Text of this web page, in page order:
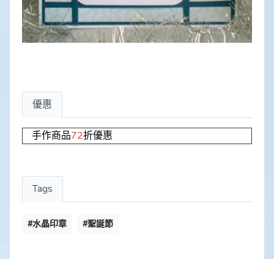
優惠
手作商品72折優惠
Tags
#水晶印章 #聖誕節